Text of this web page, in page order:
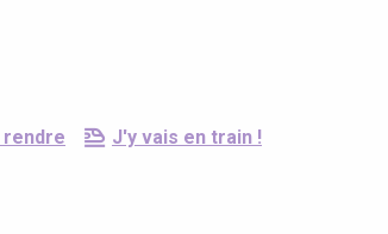
rendre J'y vais en train !